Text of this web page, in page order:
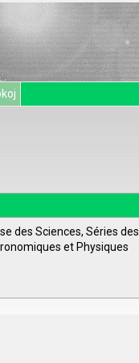
des Sciences, Séries des
et Physiques